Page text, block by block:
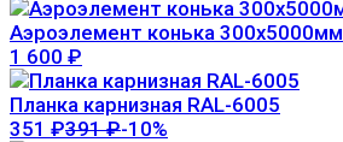
Аэроэлемент конька 300х5000мм
1 600 ₽
Планка карнизная RAL-6005
351 ₽391₽-10%